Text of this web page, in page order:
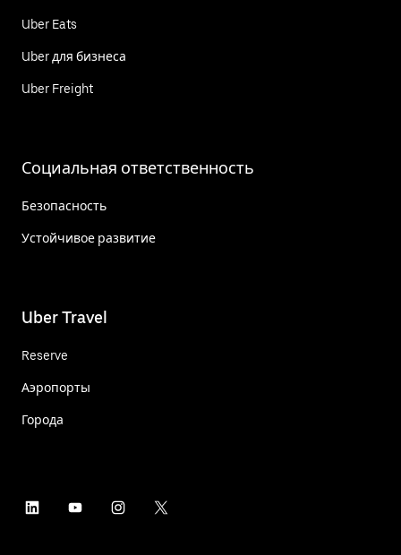
Uber Eats
Uber для бизнеса
Uber Freight
Социальная ответственность
Безопасность
Устойчивое развитие
Uber Travel
Reserve
Аэропорты
Города